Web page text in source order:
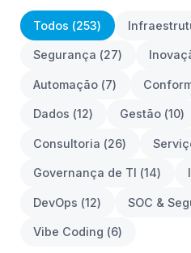
Todos (253)
Segurança (27)
Automação (7)
Dados (12) Gestão (10)
Consultoria (26)
Governança de TI (14)
DevOps (12) SOC &
Vibe Coding (6)